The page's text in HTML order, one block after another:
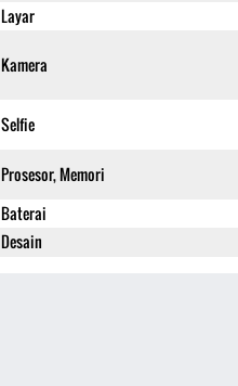
Layar
Kamera
Selfie
Prosesor, Memori
Baterai
Desain